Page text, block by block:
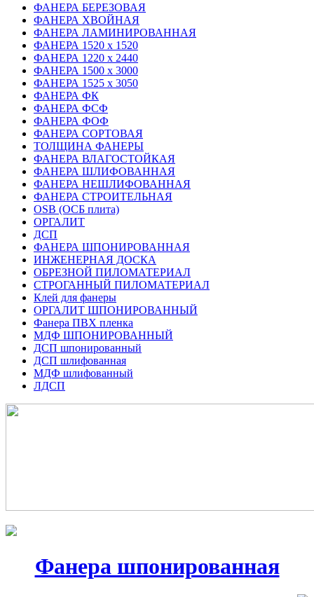
ФАНЕРА БЕРЕЗОВАЯ
ФАНЕРА ХВОЙНАЯ
ФАНЕРА ЛАМИНИРОВАННАЯ
ФАНЕРА 1520 х 1520
ФАНЕРА 1220 х 2440
ФАНЕРА 1500 х 3000
ФАНЕРА 1525 х 3050
ФАНЕРА ФК
ФАНЕРА ФСФ
ФАНЕРА ФОФ
ФАНЕРА СОРТОВАЯ
ТОЛЩИНА ФАНЕРЫ
ФАНЕРА ВЛАГОСТОЙКАЯ
ФАНЕРА ШЛИФОВАННАЯ
ФАНЕРА НЕШЛИФОВАННАЯ
ФАНЕРА СТРОИТЕЛЬНАЯ
OSB (ОСБ плита)
ОРГАЛИТ
ДСП
ФАНЕРА ШПОНИРОВАННАЯ
ИНЖЕНЕРНАЯ ДОСКА
ОБРЕЗНОЙ ПИЛОМАТЕРИАЛ
СТРОГАННЫЙ ПИЛОМАТЕРИАЛ
Клей для фанеры
ОРГАЛИТ ШПОНИРОВАННЫЙ
Фанера ПВХ пленка
МДФ ШПОНИРОВАННЫЙ
ДСП шпонированный
ДСП шлифованная
МДФ шлифованный
ЛДСП
Фанера шпонированная